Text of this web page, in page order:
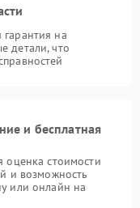
на
детали, что
и бесплатная
оценка стоимости
и возможность
или онлайн на